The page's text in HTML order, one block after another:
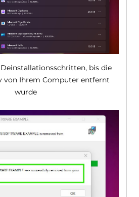
bis die
von Ihrem Computer entfernt
wurde